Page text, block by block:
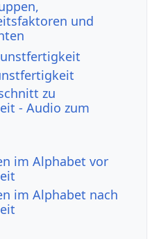
und
zu
- Audio zum
im Alphabet vor
im Alphabet nach